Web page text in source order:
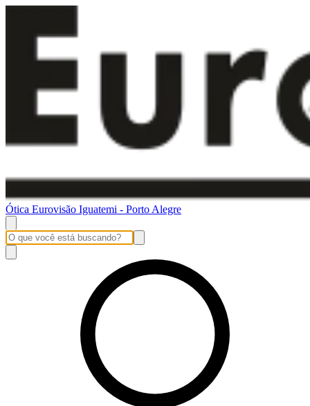
Ótica Eurovisão Iguatemi - Porto Alegre